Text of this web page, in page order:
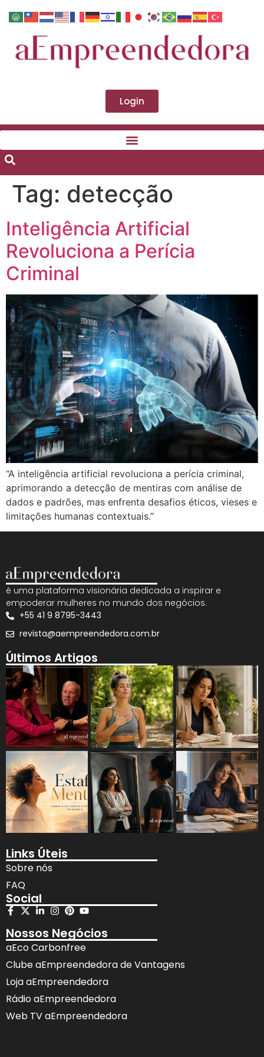
Login
Tag: detecção
Inteligência Artificial
Revoluciona a Perícia
Criminal
“A inteligência artificial revoluciona a perícia criminal,
aprimorando a detecção de mentiras com análise de
dados e padrões, mas enfrenta desafios éticos, vieses e
limitações humanas contextuais.”
é uma plataforma visionária dedicada a inspirar e
empoderar mulheres no mundo dos negócios.
+55 41 9 8795-3443
revista@aempreendedora.com.br
Últimos Artigos
Links Úteis
Sobre nós
FAQ
Social
Nossos Negócios
aEco Carbonfree
Clube aEmpreendedora de Vantagens
Loja aEmpreendedora
Rádio aEmpreendedora
Web TV aEmpreendedora